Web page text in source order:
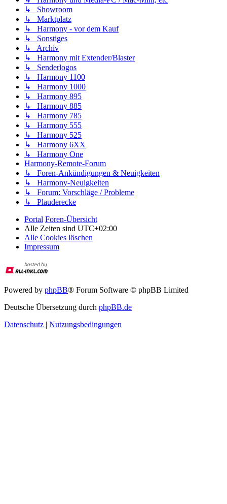
↳ Showroom
↳ Marktplatz
↳ Harmony - vor dem Kauf
↳ Sonstiges
↳ Archiv
↳ Harmony mit Extender/Blaster
↳ Senderlogos
↳ Harmony 1100
↳ Harmony 1000
↳ Harmony 895
↳ Harmony 885
↳ Harmony 785
↳ Harmony 555
↳ Harmony 525
↳ Harmony 6XX
↳ Harmony One
Harmony-Remote-Forum
↳ Foren-Ankündigungen & Neuigkeiten
↳ Harmony-Neuigkeiten
↳ Forum: Vorschläge / Probleme
↳ Plauderecke
Portal Foren-Übersicht
Alle Zeiten sind UTC+02:00
Alle Cookies löschen
Impressum
Powered by phpBB® Forum Software © phpBB Limited
Deutsche Übersetzung durch phpBB.de
Datenschutz | Nutzungsbedingungen